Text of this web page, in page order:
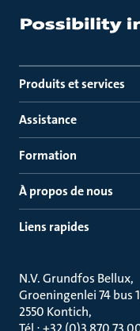
Produits et services
Assistance
Formation
À propos de nous
Liens rapides
N.V. Grundfos Bellux
Groeningenlei 74 bus 1
2550 Kontich